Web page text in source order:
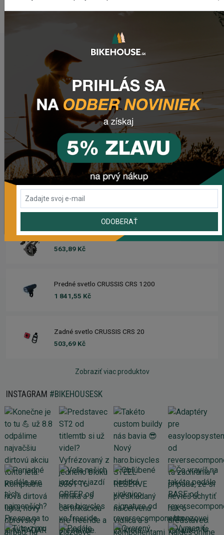
POSLEDNÉ PRIDANÉ PRODUKTY
Rebuild kit pedálov CHROMAG SYNTH
981,59 Kč
Náhradný gumový diel pre košík CRUSSIS YBC-01
72,48 Kč
Prehadzovačka SHIMANO TOURNEY RD-TY200 GS 6/7
Prehadzovačka SHIMANO ALTUS RD-M310 7/8SP
563,89 Kč
Predné svetlo CRUSSIS CRS 1200
1 841,55 Kč
Zadné svetlo CRUSSIS CRS 20
503,69 Kč
Zobraziť viac produktov
INSTAGRAM #BIKEHOUSESK
ODOBERAŤ